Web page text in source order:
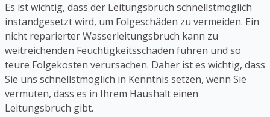
Es ist wichtig, dass der Leitungsbruch schnellstmöglich
instandgesetzt wird, um Folgeschäden zu vermeiden. Ein
nicht reparierter Wasserleitungsbruch kann zu
weitreichenden Feuchtigkeitsschäden führen und so
teure Folgekosten verursachen. Daher ist es wichtig, dass
Sie uns schnellstmöglich in Kenntnis setzen, wenn Sie
vermuten, dass es in Ihrem Haushalt einen
Leitungsbruch gibt.